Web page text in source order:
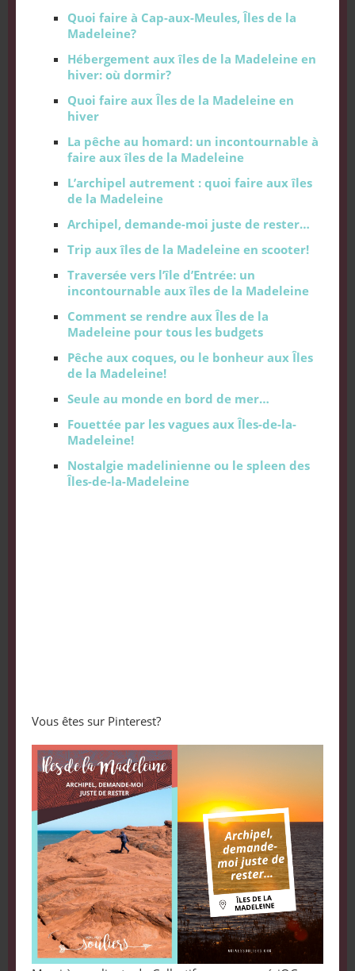
Quoi faire à Cap-aux-Meules, Îles de la
Madeleine?
Hébergement aux îles de la Madeleine en
hiver: où dormir?
Quoi faire aux Îles de la Madeleine en
hiver
La pêche au homard: un incontournable à
faire aux îles de la Madeleine
L’archipel autrement : quoi faire aux îles
de la Madeleine
Archipel, demande-moi juste de rester…
Trip aux îles de la Madeleine en scooter!
Traversée vers l’île d’Entrée: un
incontournable aux îles de la Madeleine
Comment se rendre aux Îles de la
Madeleine pour tous les budgets
Pêche aux coques, ou le bonheur aux Îles
de la Madeleine!
Seule au monde en bord de mer…
Fouettée par les vagues aux Îles-de-la-
Madeleine!
Nostalgie madelinienne ou le spleen des
Îles-de-la-Madeleine
Vous êtes sur Pinterest?